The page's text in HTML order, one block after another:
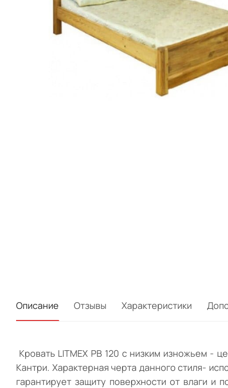
Описание Отзывы Характеристики
Кровать LITMEX PB 120 с низким изножьем -
Кантри. Характерная черта данного стиля-
гарантирует защиту поверхности от влаги